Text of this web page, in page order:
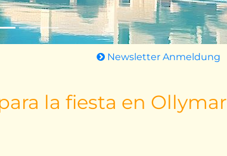
Newsletter Anmeldung
la fiesta en Ollymar